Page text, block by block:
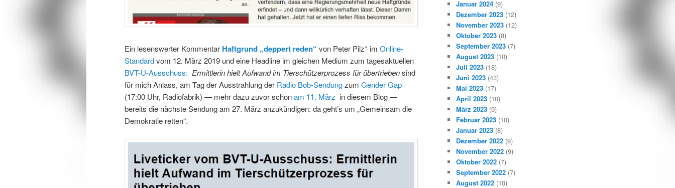
Ein lesenswerter Kommentar Haftgrund „deppert reden“ von Peter Pilz* im Online-
Standardvom 12. März 2019 und eine Headline im gleichen Medium zum tagesaktuellen
BVT-U-Ausschuss: Ermittlerin hielt Aufwand im Tierschützerprozess für übertriebensind
für mich Anlass, am Tag der Ausstrahlung der Radio Bob-Sendungzum Gender Gap
(17:00 Uhr, Radiofabrik) — mehr dazu zuvor schonam 11. März in diesem Blog —
bereits die nächste Sendung am 27. März anzukündigen: da geht’s um „Gemeinsam die
Demokratie retten“.
Januar 2024 (9)
Dezember 2023 (12)
November 2023 (12)
Oktober 2023 (8)
September 2023 (7)
August 2023 (10)
Juli 2023 (18)
Juni 2023 (43)
Mai 2023 (17)
April 2023 (10)
März 2023 (9)
Februar 2023 (10)
Januar 2023 (8)
Dezember 2022 (9)
November 2022 (9)
Oktober 2022 (7)
September 2022 (7)
August 2022 (10)